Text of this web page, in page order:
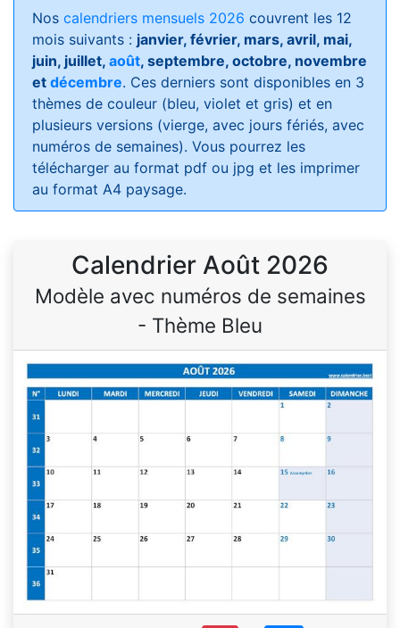
Nos calendriers mensuels 2026 couvrent les 12
mois suivants : janvier, février, mars, avril, mai,
juin, juillet, août, septembre, octobre, novembre
et décembre. Ces derniers sont disponibles en 3
thèmes de couleur (bleu, violet et gris) et en
plusieurs versions (vierge, avec jours fériés, avec
numéros de semaines). Vous pourrez les
télécharger au format pdf ou jpg et les imprimer
au format A4 paysage.
Calendrier Août 2026
Modèle avec numéros de semaines
- Thème Bleu